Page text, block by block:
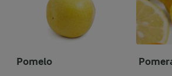
Pomelo